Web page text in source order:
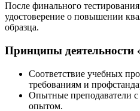
После финального
удостоверение о повышении
образца.
Принципы
Соответствие учебных
требованиям и
Опытные преподаватели
опытом.